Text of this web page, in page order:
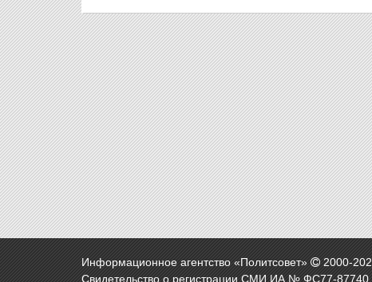
Информационное агентство «Политсовет» 2000-
Свидетельство о регистрации СМИ ИА № ФС77-87740